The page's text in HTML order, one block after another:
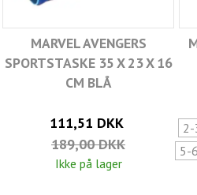
MARVEL AVENGERS
SPORTSTASKE 35 X 23 X 16
CM BLÅ
111,51 DKK
189,00 DKK
Ikke på lager
5-